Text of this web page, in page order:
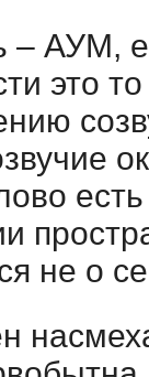
– АУМ,
это
не о